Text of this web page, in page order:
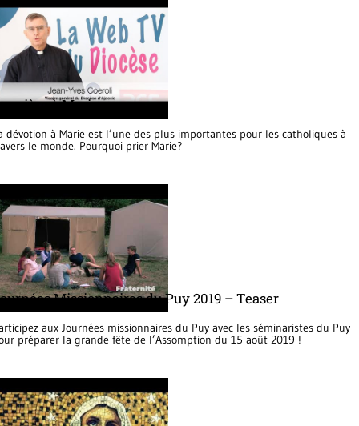
prière à Marie
dévotion à Marie est l’une des plus importantes pour les catholiques à
le monde. Pourquoi prier Marie?
Missionnaires du Puy 2019 – Teaser
aux Journées missionnaires du Puy avec les séminaristes du Puy
préparer la grande fête de l’Assomption du 15 août 2019 !